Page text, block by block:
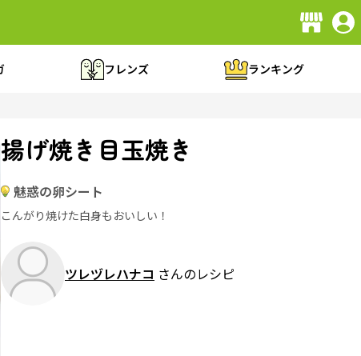
フレンズ ランキング
揚げ焼き目玉焼き
魅惑の卵シート
こんがり焼けた白身もおいしい！
ツレヅレハナコ さんのレシピ